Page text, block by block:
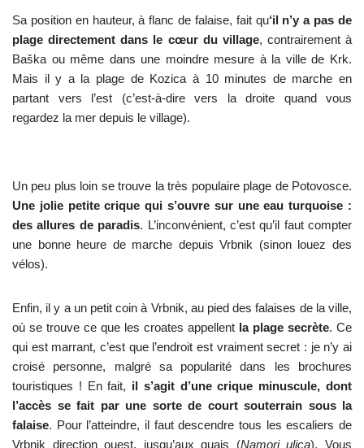
Sa position en hauteur, à flanc de falaise, fait qu‘il n’y a pas de
plage directement dans le cœur du village, contrairement à
Baška ou même dans une moindre mesure à la ville de Krk.
Mais il y a la plage de Kozica à 10 minutes de marche en
partant vers l’est (c’est-à-dire vers la droite quand vous
regardez la mer depuis le village).
Un peu plus loin se trouve la très populaire plage de Potovosce.
Une jolie petite crique qui s’ouvre sur une eau turquoise :
des allures de paradis. L’inconvénient, c’est qu’il faut compter
une bonne heure de marche depuis Vrbnik (sinon louez des
vélos).
Enfin, il y a un petit coin à Vrbnik, au pied des falaises de la ville,
où se trouve ce que les croates appellent la plage secrète. Ce
qui est marrant, c’est que l’endroit est vraiment secret : je n’y ai
croisé personne, malgré sa popularité dans les brochures
touristiques ! En fait, il s’agit d’une crique minuscule, dont
l’accès se fait par une sorte de court souterrain sous la
falaise. Pour l’atteindre, il faut descendre tous les escaliers de
Vrbnik direction ouest, jusqu’aux quais (Namori ulica). Vous